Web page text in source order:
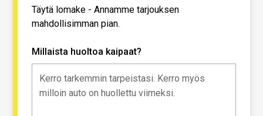
Täytä lomake - Annamme tarjouksen
mahdollisimman pian.
Millaista huoltoa kaipaat?